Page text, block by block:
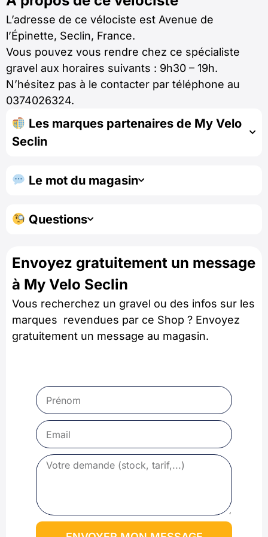
L’adresse de ce vélociste est Avenue de
l’Épinette, Seclin, France.
Vous pouvez vous rendre chez ce spécialiste
gravel aux horaires suivants : 9h30 – 19h.
N’hésitez pas à le contacter par téléphone au
0374026324.
Les marques partenaires de My Velo
Seclin
Le mot du magasin
Questions
Envoyez gratuitement un message
à My Velo Seclin
Vous recherchez un gravel ou des infos sur les
marques revendues par ce Shop ? Envoyez
gratuitement un message au magasin.